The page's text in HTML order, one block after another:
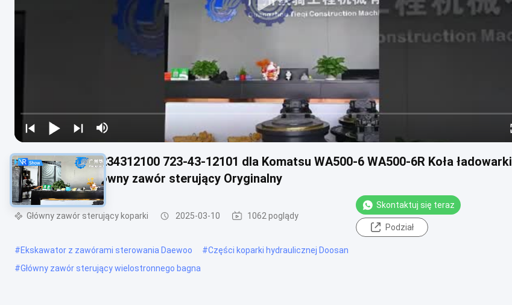
723-43-12100 7234312100 723-43-12101 dla Komatsu WA500-6 WA500-6R Koła ładowarki
Hydrauliczny główny zawór sterujący Oryginalny
Główny zawór sterujący koparki 2025-03-10 1062 poglądy
Skontaktuj się teraz
Podział
#Ekskawator z zawórami sterowania Daewoo #Części koparki hydraulicznej Doosan
#Główny zawór sterujący wielostronnego bagna